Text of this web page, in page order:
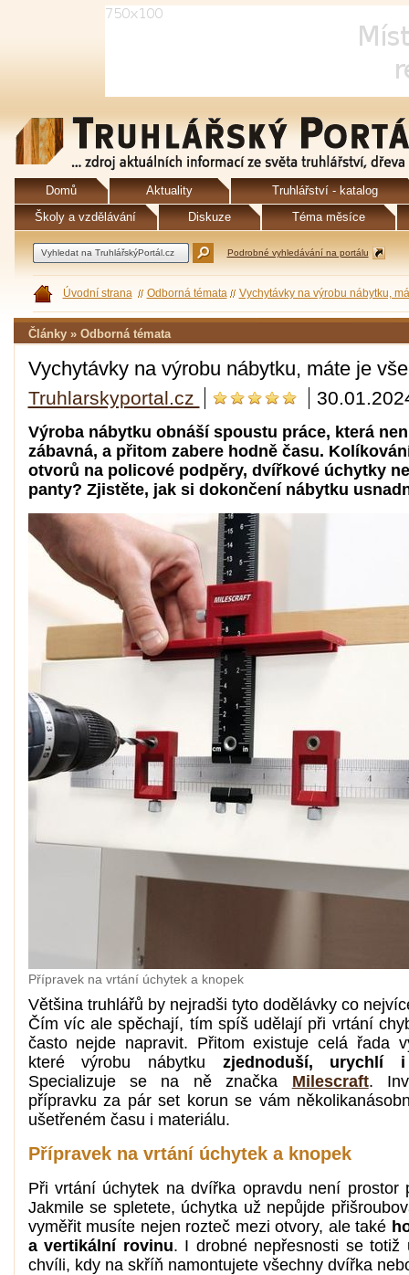
Domů Aktuality
Truhlářství - katalog
Školy a vzdělávání
Diskuze Téma měsíce
Podrobné vyhledávání na portálu
Úvodní strana Odborná témata Vychytávky na výrobu nábytku,
Články » Odborná témata
Vychytávky na výrobu nábytku, máte je
Truhlarskyportal.cz
Výroba nábytku obnáší spoustu práce, která
zábavná, a přitom zabere hodně času.
otvorů na policové podpěry, dvířkové úchytky
panty? Zjistěte, jak si dokončení nábytku
Přípravek na vrtání úchytek a knopek
Většina truhlářů by nejradši tyto dodělávky co
Čím víc ale spěchají, tím spíš udělají při vrtání
často nejde napravit. Přitom existuje celá řada
které výrobu nábytku zjednoduší, urychlí
Specializuje se na ně značka Milescraft.
přípravku za pár set korun se vám
ušetřeném času i materiálu.
Přípravek na vrtání úchytek a knopek
Při vrtání úchytek na dvířka opravdu není prostor
Jakmile se spletete, úchytka už nepůjde
vyměřit musíte nejen rozteč mezi otvory, ale také
a vertikální rovinu. I drobné nepřesnosti se totiž
chvíli, kdy na skříň namontujete všechny dvířka